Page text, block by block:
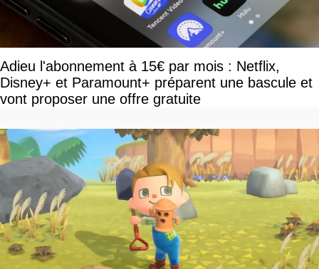
Adieu l'abonnement à 15€ par mois : Netflix,
Disney+ et Paramount+ préparent une bascule et
vont proposer une offre gratuite